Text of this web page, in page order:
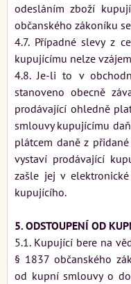
odesláním zboží
občanského zákoníku
4.7. Případné slevy z
kupujícímu nelze
4.8. Je-li to v
stanoveno obecně
prodávající ohledně
smlouvy kupujícímu
plátcem daně z
vystaví prodávající
zašle jej v
kupujícího.
5. ODSTOUPENÍ OD
5.1. Kupující bere na
§ 1837 občanského
od kupní smlouvy o